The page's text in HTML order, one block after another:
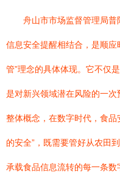
舟山市市场监督管理局
信息安全提醒相结合，是顺
管”理念的具体体现。它不仅
是对新兴领域潜在风险的一
整体概念，在数字时代，食
的安全”，既需要管好从农田
承载食品信息流转的每一条数